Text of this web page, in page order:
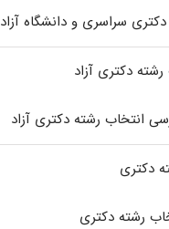
سراسری و دانشگاه آزاد
دکتری آزاد
انتخاب رشته دکتری آزاد
دکتری
رشته دکتری